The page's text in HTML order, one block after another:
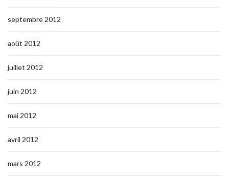
septembre 2012
août 2012
juillet 2012
juin 2012
mai 2012
avril 2012
mars 2012